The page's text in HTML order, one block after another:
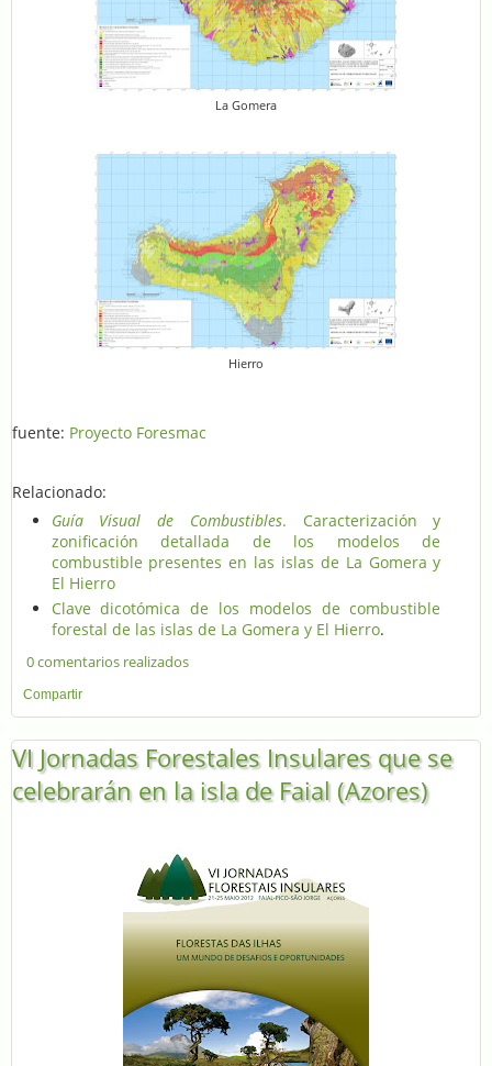
La Gomera
Hierro
fuente: Proyecto Foresmac
Relacionado:
Guía Visual de Combustibles. Caracterización y
zonificación detallada de los modelos de
combustible presentes en las islas de La Gomera y
El Hierro
Clave dicotómica de los modelos de combustible
forestal de las islas de La Gomera y El Hierro.
0 comentarios realizados
Compartir
VI Jornadas Forestales Insulares que se
celebrarán en la isla de Faial (Azores)